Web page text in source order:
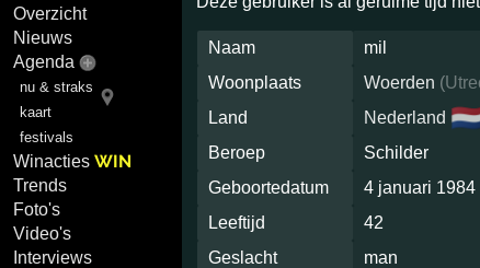
Overzicht
Nieuws
Agenda
nu & straks
kaart
festivals
WinactiesWIN
Trends
Foto's
Video's
Interviews
Naam
mil
Woonplaats
Woerden (
Land
Nederland
Beroep
Schilder
Geboortedatum
4 januari 1984
Leeftijd
42
Geslacht
man